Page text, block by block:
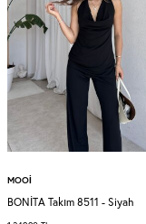
MOOI
BONİTA Takım 8511 - Siyah